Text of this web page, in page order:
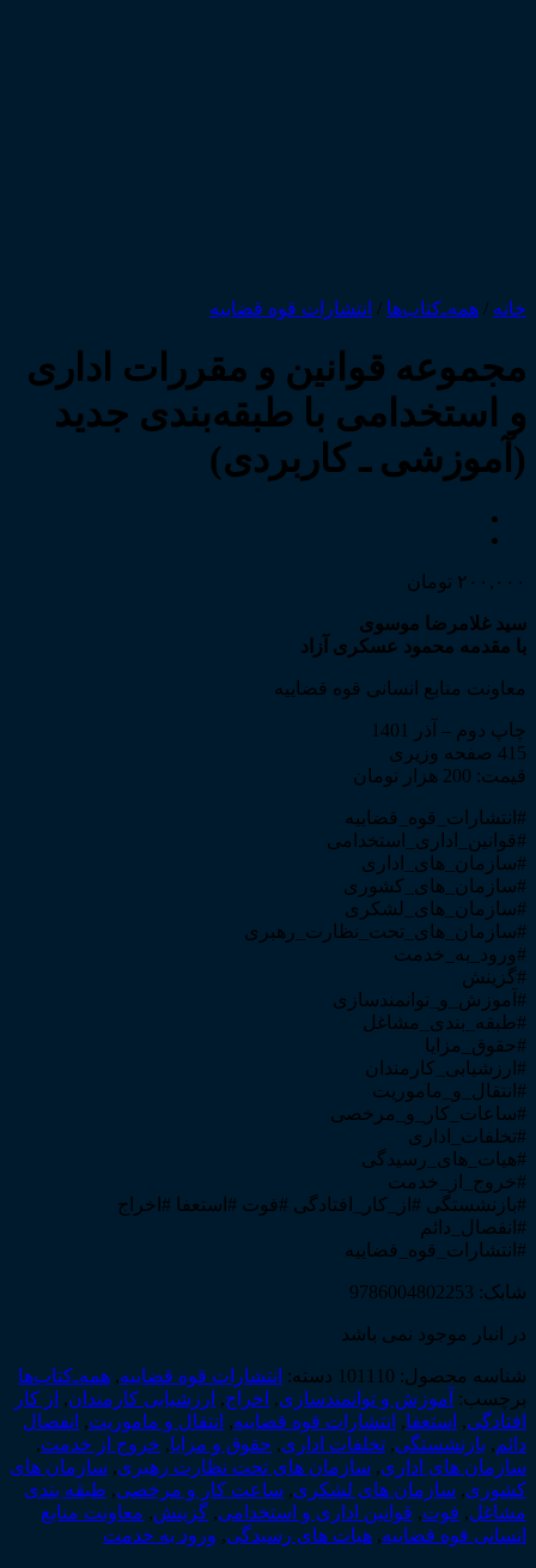
خانه / همه‌ـ‌کتاب‌ها / انتشارات قوه قضاییه
مجموعه قوانین و مقررات اداری
و استخدامی با طبقه‌بندی جدید
(آموزشی ـ کاربردی)
۲۰۰,۰۰۰ تومان
سید غلامرضا موسوی
با مقدمه محمود عسکری آزاد
معاونت منابع انسانی قوه قضاییه
چاپ دوم – آذر 1401
415 صفحه وزیری
قیمت: 200 هزار تومان
#انتشارات_قوه_قضاییه
#قوانین_اداری_استخدامی
#سازمان_های_اداری
#سازمان_های_کشوری
#سازمان_های_لشکری
#سازمان_های_تحت_نظارت_رهبری
#ورود_به_خدمت
#گزینش
#آموزش_و_توانمندسازی
#طبقه_بندی_مشاغل
#حقوق_مزایا
#ارزشیابی_کارمندان
#انتقال_و_ماموریت
#ساعات_کار_و_مرخصی
#تخلفات_اداری
#هیات_های_رسیدگی
#خروج_از_خدمت
#بازنشستگی #از_کار_افتادگی #فوت #استعفا #اخراج
#انفصال_دائم
#انتشارات_قوه_قضاییه
شابک: 9786004802253
در انبار موجود نمی باشد
شناسه محصول: 101110 دسته: انتشارات قوه قضاییه, همه‌ـ‌کتاب‌ها
برچسب: آموزش و توانمندسازی, اخراج, ارزشیابی کارمندان, از کار
افتادگی, استعفا, انتشارات قوه قضاییه, انتقال و ماموریت, انفصال
دائم, بازنشستگی, تخلفات اداری, حقوق و مزایا, خروج از خدمت,
سازمان های اداری, سازمان های تحت نظارت رهبری, سازمان های
کشوری, سازمان های لشکری, ساعت کار و مرخصی, طبقه بندی
مشاغل, فوت, قوانین اداری و استخدامی, گزینش, معاونت منابع
انسانی قوه قضاییه, هیات های رسیدگی, ورود به خدمت